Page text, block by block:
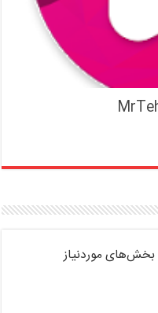
بخش‌های موردنیاز